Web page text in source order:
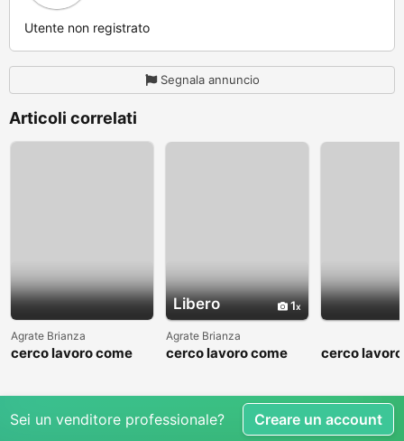
Utente non registrato
Segnala annuncio
Articoli correlati
Agrate Brianza
cerco lavoro come
Libero 1
Agrate Brianza
cerco lavoro come
cerco
Sei un venditore professionale? Creare un account